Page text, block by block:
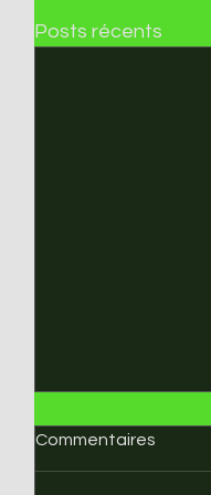
Posts récents
Commentaires